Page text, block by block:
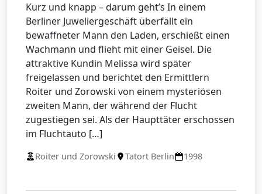
Kurz und knapp – darum geht’s In einem
Berliner Juweliergeschäft überfällt ein
bewaffneter Mann den Laden, erschießt einen
Wachmann und flieht mit einer Geisel. Die
attraktive Kundin Melissa wird später
freigelassen und berichtet den Ermittlern
Roiter und Zorowski von einem mysteriösen
zweiten Mann, der während der Flucht
zugestiegen sei. Als der Haupttäter erschossen
im Fluchtauto […]
Roiter und Zorowski Tatort Berlin 1998